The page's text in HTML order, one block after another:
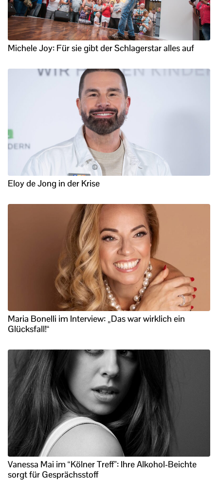
Michele Joy: Für sie gibt der Schlagerstar alles auf
Eloy de Jong in der Krise
Maria Bonelli im Interview: „Das war wirklich ein
Glücksfall!“
Vanessa Mai im “Kölner Treff”: Ihre Alkohol-Beichte
sorgt für Gesprächsstoff